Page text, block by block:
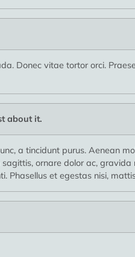
Donec vitae tortor orci.
about it.
a tincidunt purus. Aenean
ornare dolor ac,
Phasellus et egestas nisi,